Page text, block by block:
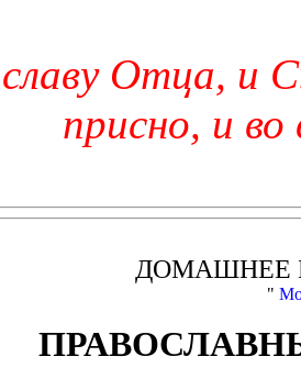
Отца, и
присно, и во
ДОМАШНЕЕ
"